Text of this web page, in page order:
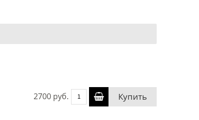
2700 руб. Купить